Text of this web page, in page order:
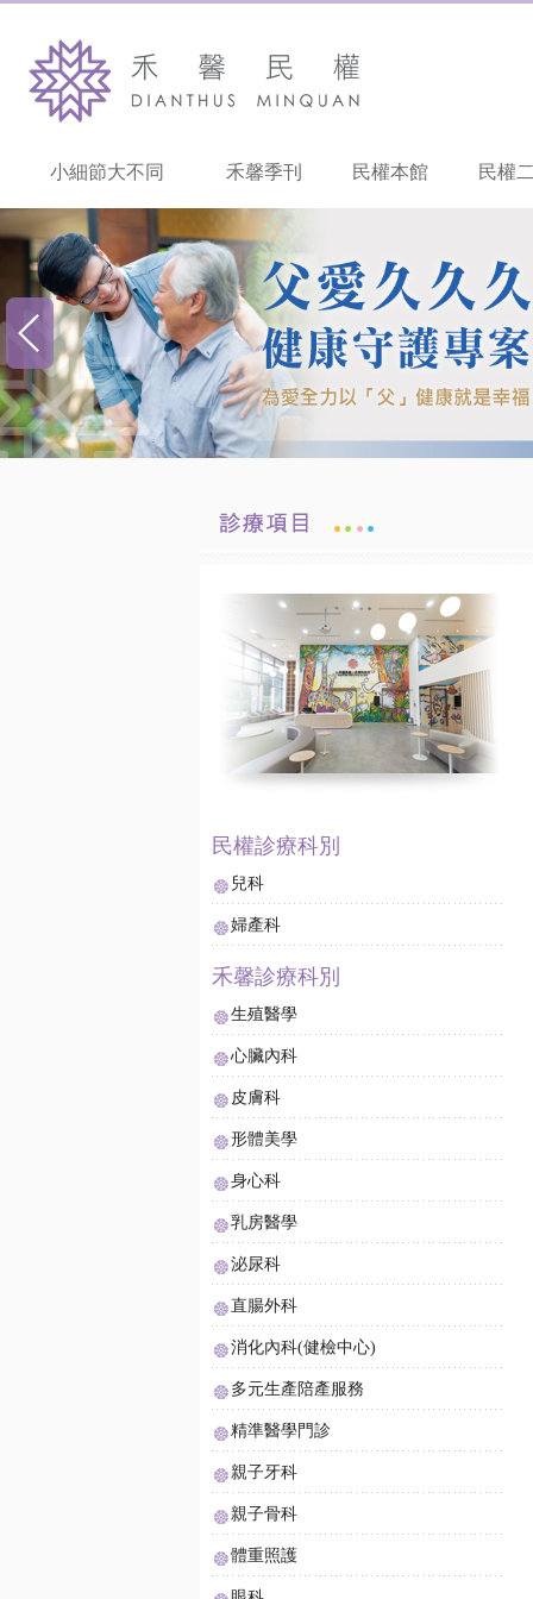
小細節大不同 禾馨季刊 民權本館 民權
兒科
婦產科
生殖醫學
心臟內科
皮膚科
形體美學
身心科
乳房醫學
泌尿科
直腸外科
消化內科(健檢中心)
多元生產陪產服務
精準醫學門診
親子牙科
親子骨科
體重照護